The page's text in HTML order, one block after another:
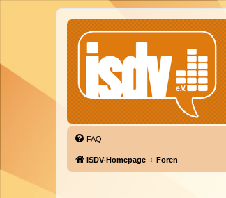
FAQ
ISDV-Homepage Foren